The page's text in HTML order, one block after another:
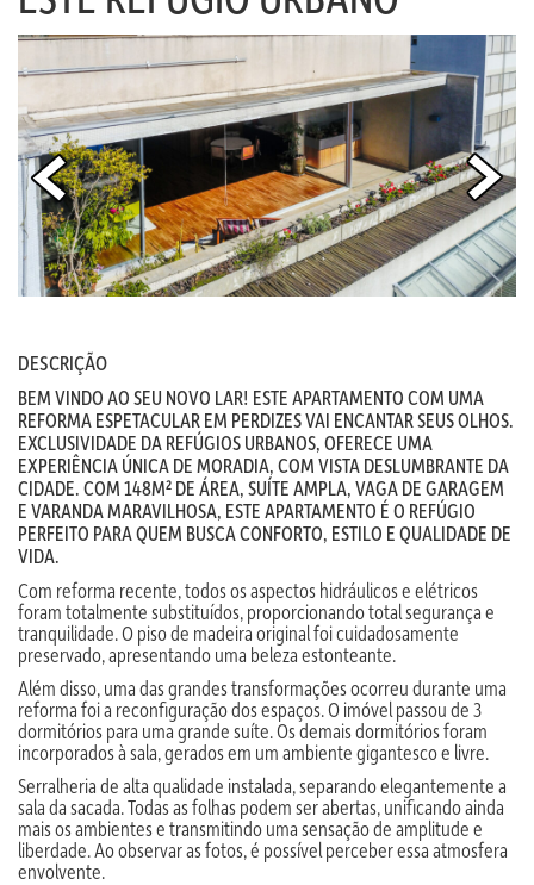
DESCRIÇÃO
BEM VINDO AO SEU NOVO LAR! ESTE APARTAMENTO COM UMA
REFORMA ESPETACULAR EM PERDIZES VAI ENCANTAR SEUS OLHOS.
EXCLUSIVIDADE DA REFÚGIOS URBANOS, OFERECE UMA
EXPERIÊNCIA ÚNICA DE MORADIA, COM VISTA DESLUMBRANTE DA
CIDADE. COM 148M² DE ÁREA, SUÍTE AMPLA, VAGA DE GARAGEM
E VARANDA MARAVILHOSA, ESTE APARTAMENTO É O REFÚGIO
PERFEITO PARA QUEM BUSCA CONFORTO, ESTILO E QUALIDADE DE
VIDA.
Com reforma recente, todos os aspectos hidráulicos e elétricos
foram totalmente substituídos, proporcionando total segurança e
tranquilidade. O piso de madeira original foi cuidadosamente
preservado, apresentando uma beleza estonteante.
Além disso, uma das grandes transformações ocorreu durante uma
reforma foi a reconfiguração dos espaços. O imóvel passou de 3
dormitórios para uma grande suíte. Os demais dormitórios foram
incorporados à sala, gerados em um ambiente gigantesco e livre.
Serralheria de alta qualidade instalada, separando elegantemente a
sala da sacada. Todas as folhas podem ser abertas, unificando ainda
mais os ambientes e transmitindo uma sensação de amplitude e
liberdade. Ao observar as fotos, é possível perceber essa atmosfera
envolvente.